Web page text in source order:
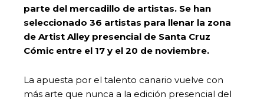
parte del mercadillo de artistas. Se han
seleccionado 36 artistas para llenar la zona
de Artist Alley presencial de Santa Cruz
Cómic entre el 17 y el 20 de noviembre.
La apuesta por el talento canario vuelve con
más arte que nunca a la edición presencial del